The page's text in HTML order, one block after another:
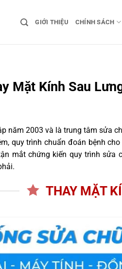
GIỚI THIỆU CHÍNH SÁCH
Mặt Kính Sau
năm 2003 và là trung tâm sửa
quy trình chuẩn đoán bệnh
mắt chứng kiến quy trình sửa
THAY MẶT